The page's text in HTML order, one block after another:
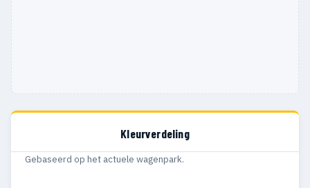
Kleurverdeling
Gebaseerd op het actuele wagenpark.